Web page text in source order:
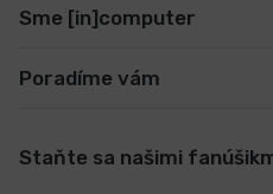
Sme [in]computer
Poradíme vám
Staňte sa našimi